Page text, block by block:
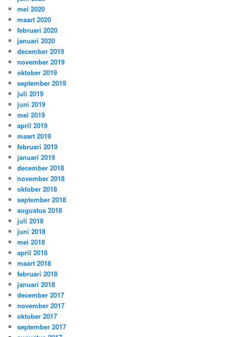
mei 2020
maart 2020
februari 2020
januari 2020
december 2019
november 2019
oktober 2019
september 2019
juli 2019
juni 2019
mei 2019
april 2019
maart 2019
februari 2019
januari 2019
december 2018
november 2018
oktober 2018
september 2018
augustus 2018
juli 2018
juni 2018
mei 2018
april 2018
maart 2018
februari 2018
januari 2018
december 2017
november 2017
oktober 2017
september 2017